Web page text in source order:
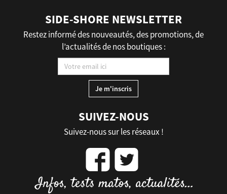
SIDE-SHORE NEWSLETTER
Restez informé des nouveautés, des promotions, de
l’actualités de nos boutiques :
SUIVEZ-NOUS
Suivez-nous sur les réseaux !